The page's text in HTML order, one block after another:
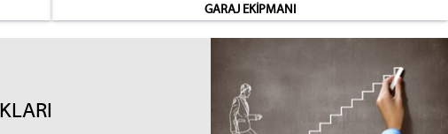
GARAJ EKİPMANI